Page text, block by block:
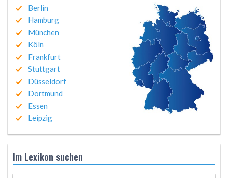
Berlin
Hamburg
München
Köln
Frankfurt
Stuttgart
Düsseldorf
Dortmund
Essen
Leipzig
Im Lexikon suchen